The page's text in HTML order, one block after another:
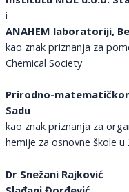
i
ANAHEM laboratoriji,
kao znak priznanja za
Chemical Society
Prirodno-
Sadu
kao znak priznanja za
hemije za osnovne škole u
Dr Snežani Rajković